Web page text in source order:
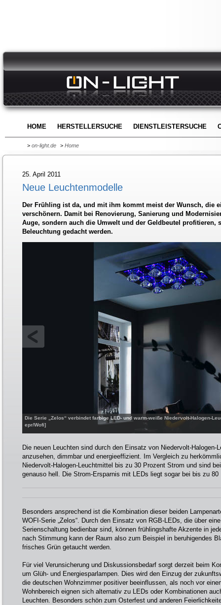
HOME HERSTELLERSUCHE DIENSTLEISTERSUCHE
> on-light.de > Home
25. April 2011
Neue Leuchtenmodelle
Der Frühling ist da, und mit ihm kommt meist der Wunsch, die
verschönern. Damit bei Renovierung, Sanierung und
Auge, sondern auch die Umwelt und der Geldbeutel profitieren,
Beleuchtung gedacht werden.
Die Serie „Zelos“ verbindet farbige LED- und warm-weiße Niedervolt-Halogen-
epr/Wofi]
Die neuen Leuchten sind durch den Einsatz von Niedervolt-Halogen-
anzusehen, dimmbar und energieeffizient. Im Vergleich zu
Niedervolt-Halogen-Leuchtmittel bis zu 30 Prozent Strom und sind
genauso hell. Die Strom-Ersparnis mit LEDs liegt sogar bei bis zu 80
Besonders ansprechend ist die Kombination dieser beiden
WOFI-Serie „Zelos“. Durch den Einsatz von RGB-LEDs, die über
Serienschaltung bedienbar sind, können frühlingshafte Akzente in
nach Stimmung kann der Raum also zum Beispiel in beruhigendes
frisches Grün getaucht werden.
Für viel Verunsicherung und Diskussionsbedarf sorgt derzeit beim
um Glüh- und Energiesparlampen. Dies wird den Einzug der
die deutschen Wohnzimmer positiver beeinflussen, als noch vor
Wohnbereich eignen sich alternativ zu LEDs oder Kombinationen
Leuchten. Besonders schön zum Osterfest und anderen